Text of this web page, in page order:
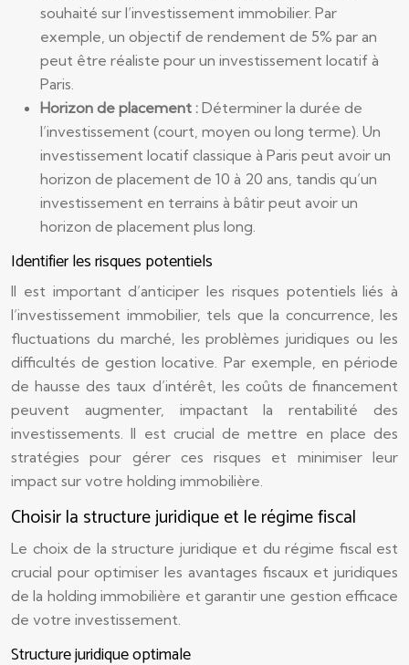
souhaité sur l’investissement immobilier. Par
exemple, un objectif de rendement de 5% par an
peut être réaliste pour un investissement locatif à
Paris.
Horizon de placement : Déterminer la durée de
l’investissement (court, moyen ou long terme). Un
investissement locatif classique à Paris peut avoir un
horizon de placement de 10 à 20 ans, tandis qu’un
investissement en terrains à bâtir peut avoir un
horizon de placement plus long.
Identifier les risques potentiels
Il est important d’anticiper les risques potentiels liés à
l’investissement immobilier, tels que la concurrence, les
fluctuations du marché, les problèmes juridiques ou les
difficultés de gestion locative. Par exemple, en période
de hausse des taux d’intérêt, les coûts de financement
peuvent augmenter, impactant la rentabilité des
investissements. Il est crucial de mettre en place des
stratégies pour gérer ces risques et minimiser leur
impact sur votre holding immobilière.
Choisir la structure juridique et le régime fiscal
Le choix de la structure juridique et du régime fiscal est
crucial pour optimiser les avantages fiscaux et juridiques
de la holding immobilière et garantir une gestion efficace
de votre investissement.
Structure juridique optimale